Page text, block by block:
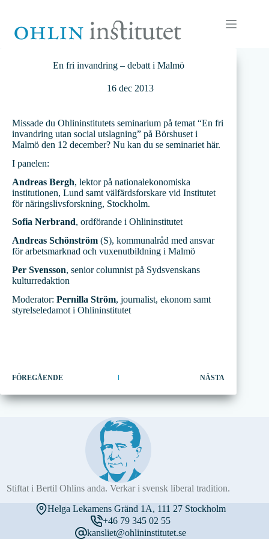
innehåll
En fri invandring – debatt i Malmö
16 dec 2013
Missade du Ohlininstitutets seminarium på temat “En fri
invandring utan social utslagning” på Börshuset i
Malmö den 12 december? Nu kan du se seminariet här.
I panelen:
Andreas Bergh, lektor på nationalekonomiska
institutionen, Lund samt välfärdsforskare vid Institutet
för näringslivsforskning, Stockholm.
Sofia Nerbrand, ordförande i Ohlininstitutet
Andreas Schönström (S), kommunalråd med ansvar
för arbetsmarknad och vuxenutbildning i Malmö
Per Svensson, senior columnist på Sydsvenskans
kulturredaktion
Moderator: Pernilla Ström, journalist, ekonom samt
styrelseledamot i Ohlininstitutet
FÖREGÅENDE NÄSTA
Stiftat i Bertil Ohlins anda. Verkar i svensk liberal tradition.
Helga Lekamens Gränd 1A, 111 27 Stockholm
+46 79 345 02 55
kansliet@ohlininstitutet.se